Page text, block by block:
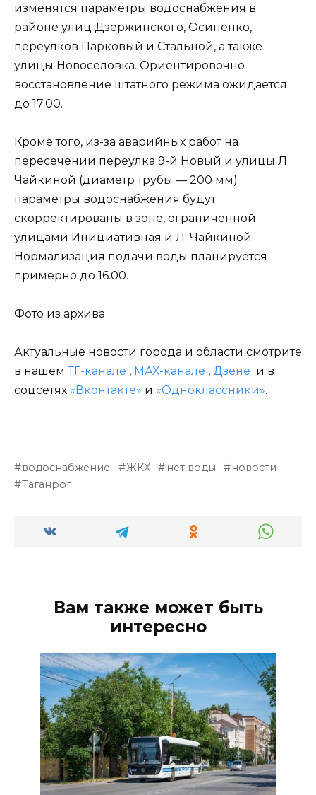
изменятся параметры водоснабжения в
районе улиц Дзержинского, Осипенко,
переулков Парковый и Стальной, а также
улицы Новоселовка. Ориентировочно
восстановление штатного режима ожидается
до 17.00.
Кроме того, из-за аварийных работ на
пересечении переулка 9-й Новый и улицы Л.
Чайкиной (диаметр трубы — 200 мм)
параметры водоснабжения будут
скорректированы в зоне, ограниченной
улицами Инициативная и Л. Чайкиной.
Нормализация подачи воды планируется
примерно до 16.00.
Фото из архива
Актуальные новости города и области смотрите
в нашем ТГ-канале , МАХ-канале , Дзене и в
соцсетях «Вконтакте» и «Одноклассники».
водоснабжение ЖКХ нет воды
новости
Таганрог
Вам также может быть
интересно